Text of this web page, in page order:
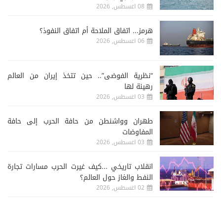
08 اغسطس, 2026
هرمز... اتفاق الملاحة أم اتفاق النفوذ؟
06 اغسطس, 2026
“نظرية الفوضى”.. حين تتخذ إيران من العالم
رهينة لها
03 اغسطس, 2026
طهران وواشنطن من حافة الحرب إلى حافة
المفاوضات
03 اغسطس, 2026
انقلاب تاريخي ...كيف غيرت الحرب مسارات تجارة
النفط والغاز حول العالم؟
02 اغسطس, 2026